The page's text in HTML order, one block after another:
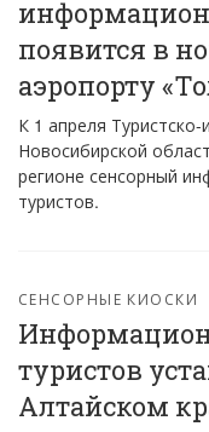
появится в
аэропорту
К 1 апреля
Новосибирской
регионе сенсорный
туристов.
СЕНСОРНЫЕ КИОСКИ
туристов
Алтайском